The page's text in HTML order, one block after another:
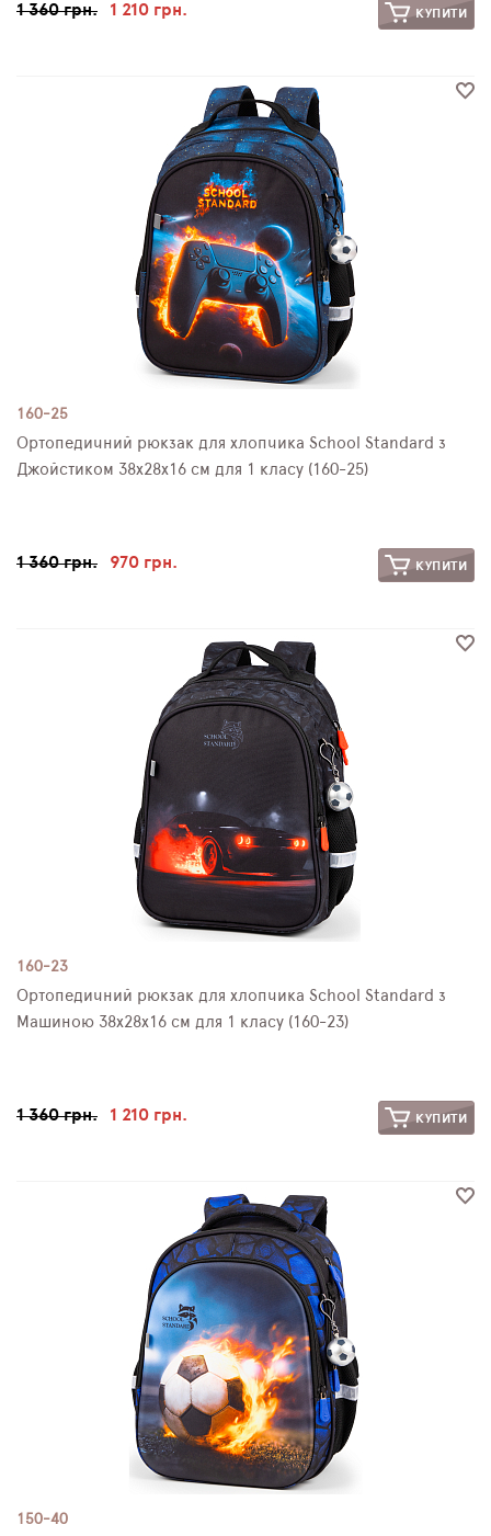
1 360 грн. 1 210 грн. КУПИТИ
160-25
Ортопедичний рюкзак для хлопчика School Standard з
Джойстиком 38х28х16 см для 1 класу (160-25)
1 360 грн. 970 грн. КУПИТИ
160-23
Ортопедичний рюкзак для хлопчика School Standard з
Машиною 38х28х16 см для 1 класу (160-23)
1 360 грн. 1 210 грн. КУПИТИ
150-40